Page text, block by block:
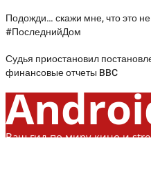
Подожди… скажи мне, что это
#ПоследнийДом
Судья приостановил
финансовые отчеты BBC
Ваш гид по миру кино и